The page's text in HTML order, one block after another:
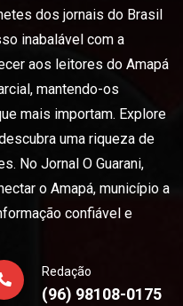
dos jornais do Brasil
inabalável com a
aos leitores do Amapá
mantendo-os
mais importam. Explore
uma riqueza de
No Jornal O Guarani,
o Amapá, município a
confiável e
Redação
(96) 98108-0175